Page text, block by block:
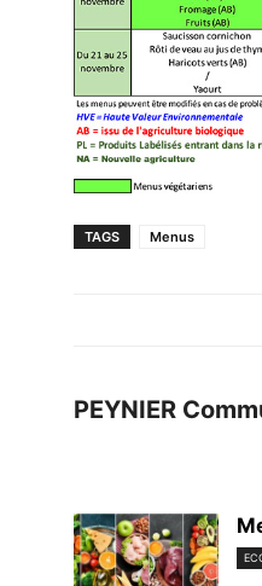
TAGS Menus
PEYNIER